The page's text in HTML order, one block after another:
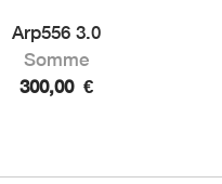
Arp556 3.0
Somme
300,00 €